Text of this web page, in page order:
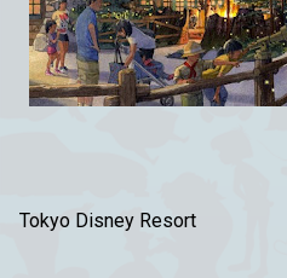
Tokyo Disney Resort